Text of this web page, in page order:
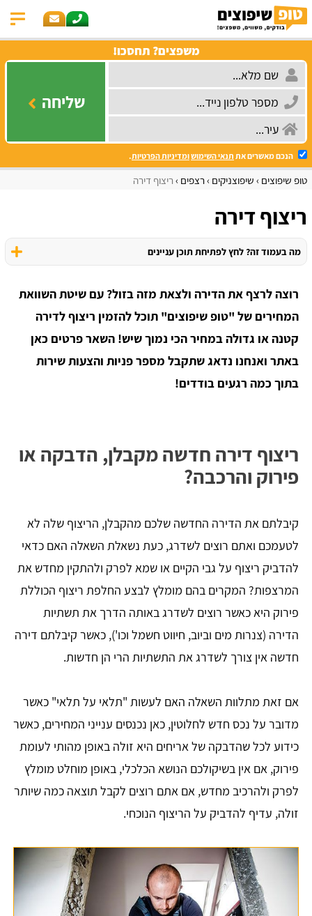
משפצים? תחסכו!
שליחה
הנכם מאשרים את תנאי השימושומדיניות הפרטיות.
טופ שיפוצים שיפוצניקים רצפים ריצוף דירה
ריצוף דירה
מה בעמוד זה? לחץ לפתיחת תוכן עניינים
רוצה לרצף את הדירה ולצאת מזה בזול? עם שיטת השוואת
המחירים של "טופ שיפוצים" תוכל להזמין ריצוף לדירה
קטנה או גדולה במחיר הכי נמוך שיש! השאר פרטים כאן
באתר ואנחנו נדאג שתקבל מספר פניות והצעות שירות
בתוך כמה רגעים בודדים!
ריצוף דירה חדשה מקבלן, הדבקה או
פירוק והרכבה?
קיבלתם את הדירה החדשה שלכם מהקבלן, הריצוף שלה לא
לטעמכם ואתם רוצים לשדרג, כעת נשאלת השאלה האם כדאי
להדביק ריצוף על גבי הקיים או שמא לפרק ולהתקין מחדש את
המרצפות? המקרים בהם מומלץ לבצע החלפת ריצוף הכוללת
פירוק היא כאשר רוצים לשדרג באותה הדרך את תשתיות
הדירה (צנרות מים וביוב, חיווט חשמל וכו'), כאשר קיבלתם דירה
חדשה אין צורך לשדרג את התשתיות הרי הן חדשות.
אם זאת מתלוות השאלה האם לעשות "תלאי על תלאי" כאשר
מדובר על נכס חדש לחלוטין, כאן נכנסים ענייני המחירים, כאשר
כידוע לכל שהדבקה של אריחים היא זולה באופן מהותי לעומת
פירוק, אם אין בשיקולכם הנושא הכלכלי, באופן מוחלט מומלץ
לפרק ולהרכיב מחדש, אם אתם רוצים לקבל תוצאה כמה שיותר
זולה, עדיף להדביק על הריצוף הנוכחי.